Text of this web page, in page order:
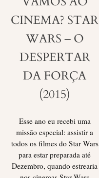
CINEMA? STAR
WARS – O
DESPERTAR
DA FORÇA
(2015)
Esse ano eu recebi uma
missão especial: assistir a
todos os filmes do Star Wars
para estar preparada até
Dezembro, quando estrearia